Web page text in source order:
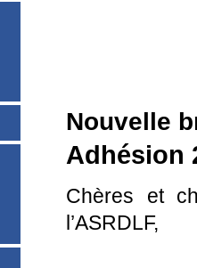
Nouvelle
Adhésion
Chères et
l’ASRDLF,